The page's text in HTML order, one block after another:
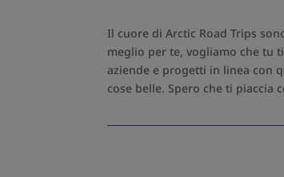
Il cuore di Arctic Road Trips
meglio per te, vogliamo che tu
aziende e progetti in linea con
cose belle. Spero che ti piaccia